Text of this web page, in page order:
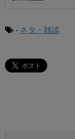
- ネタ・雑談